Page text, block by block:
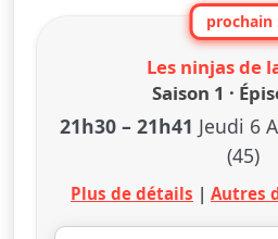
prochain
Les ninjas de
Saison 1 ·
21h30– 21h41 Jeudi 6
(45)
Plus de détails | Autres